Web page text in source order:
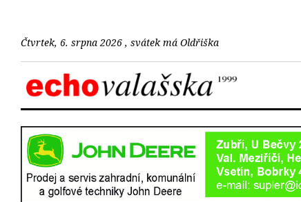
Čtvrtek, 6. srpna 2026 , svátek má Oldřiška